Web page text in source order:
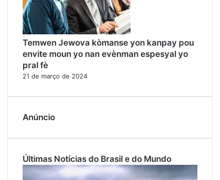
Temwen Jewova kòmanse yon kanpay pou
envite moun yo nan evènman espesyal yo
pral fè
21 de março de 2024
Anúncio
Últimas Notícias do Brasil e do Mundo